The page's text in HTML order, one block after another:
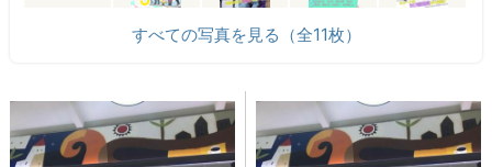
すべての写真を見る（全11枚）